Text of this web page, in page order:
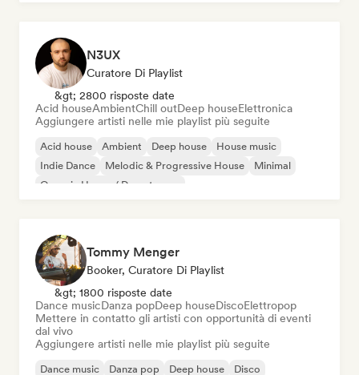
N3UX
Curatore Di Playlist
&gt; 2800 risposte date
Acid houseAmbientChill outDeep houseElettronica
Aggiungere artisti nelle mie playlist più seguite
Acid house Ambient Deep house
House music
Indie Dance
Melodic & Progressive House
Minimal
Organic House / Downtempo
Tommy Menger
Booker, Curatore Di Playlist
&gt; 1800 risposte date
Dance musicDanza popDeep houseDiscoElettropop
Mettere in contatto gli artisti con opportunità di eventi
dal vivo
Aggiungere artisti nelle mie playlist più seguite
Dance music Danza pop Deep house Disco